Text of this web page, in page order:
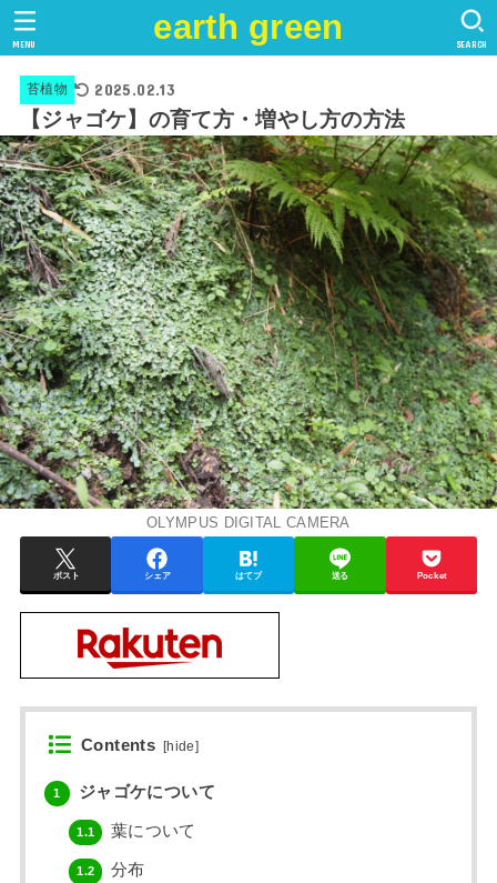
earth green SEARCH
MENU
苔植物 2025.02.13
【ジャゴケ】の育て方・増やし方の方法
OLYMPUS DIGITAL CAMERA
ポスト シェア はてブ 送る Pocket
Contents [hide]
1 ジャゴケについて
1.1 葉について
1.2 分布